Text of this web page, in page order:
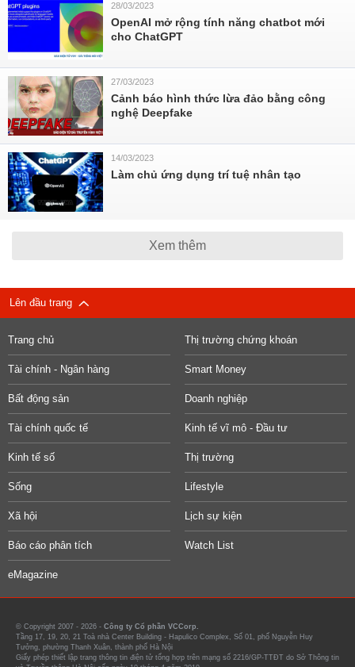
28/03/2023
OpenAI mở rộng tính năng chatbot mới
cho ChatGPT
27/03/2023
Cảnh báo hình thức lừa đảo bằng công
nghệ Deepfake
14/03/2023
Làm chủ ứng dụng trí tuệ nhân tạo
Xem thêm
Lên đầu trang
Trang chủ Thị trường chứng khoán
Tài chính - Ngân hàng Smart Money
Bất động sản Doanh nghiệp
Tài chính quốc tế Kinh tế vĩ mô - Đầu tư
Kinh tế số Thị trường
Sống Lifestyle
Xã hội Lịch sự kiện
Báo cáo phân tích Watch List
eMagazine
© Copyright 2007 - 2026 - Công ty Cổ phần VCCorp.
Tầng 17, 19, 20, 21 Toà nhà Center Building - Hapulico Complex, Số 01, phố Nguyễn Huy
Tưởng, phường Thanh Xuân, thành phố Hà Nội
Giấy phép thiết lập trang thông tin điện tử tổng hợp trên mạng số 2216/GP-TTĐT do Sở Thông tin